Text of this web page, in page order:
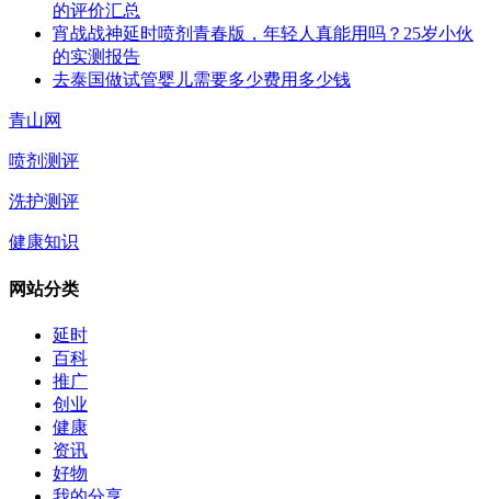
的评价汇总
宵战战神延时喷剂青春版，年轻人真能用吗？25岁小伙
的实测报告
去泰国做试管婴儿需要多少费用多少钱
青山网
喷剂测评
洗护测评
健康知识
网站分类
延时
百科
推广
创业
健康
资讯
好物